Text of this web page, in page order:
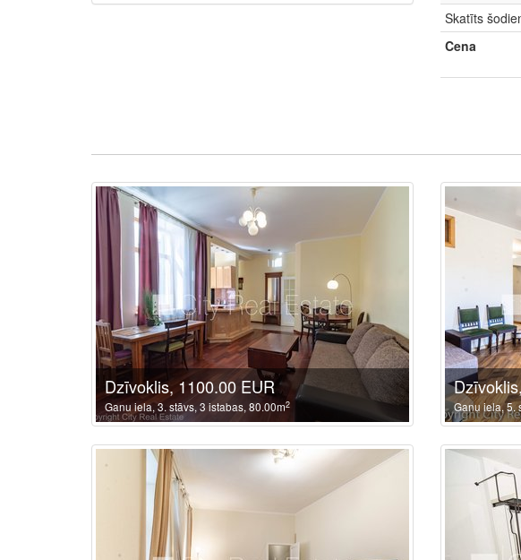
Skatīts
Cena
Dzīvoklis, 1100.00 EUR
Ganu iela, 3. stāvs, 3 istabas, 80.00m2 Ganu iela, 5.